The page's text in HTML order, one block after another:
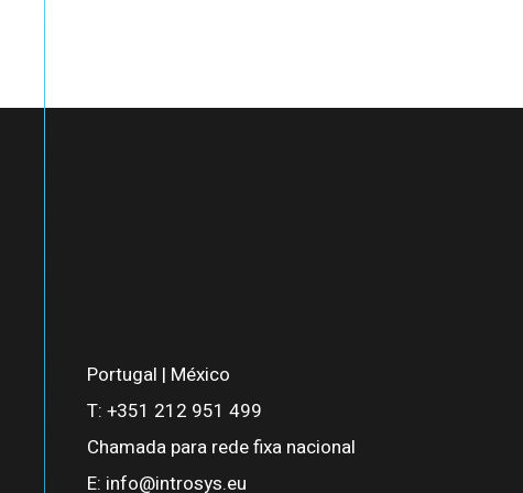
Portugal | México
T:+351 212 951 499
Chamada para rede fixa nacional
E: info@introsys.eu